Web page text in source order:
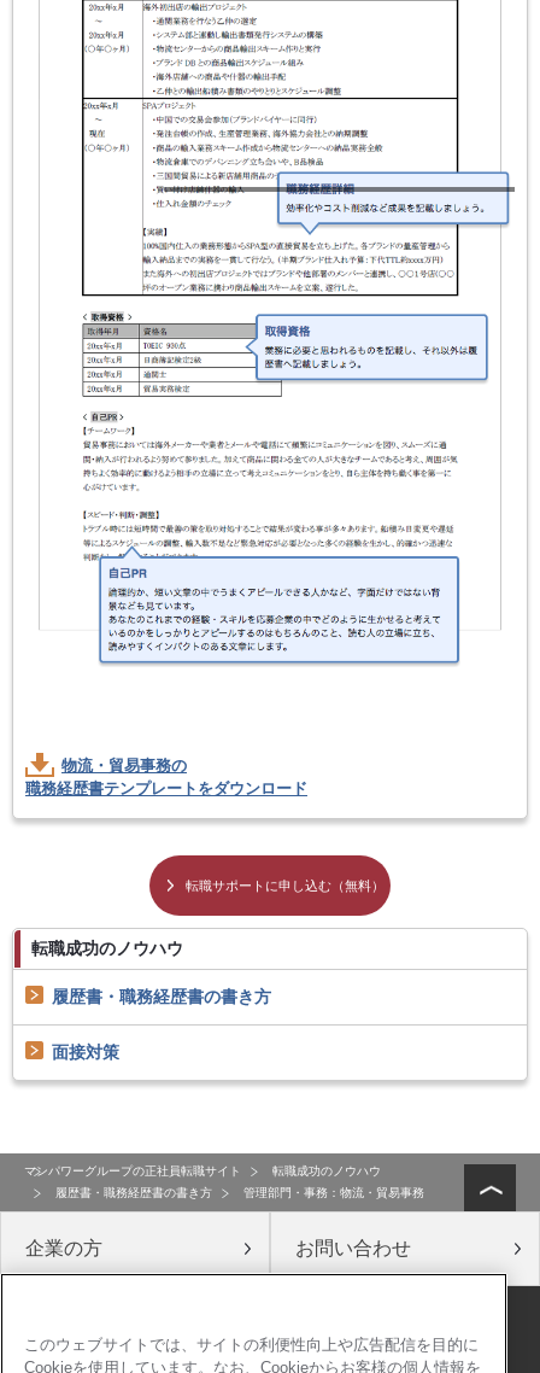
物流・貿易事務の
職務経歴書テンプレートをダウンロード
転職サポートに申し込む（無料）
転職成功のノウハウ
履歴書・職務経歴書の書き方
面接対策
マンパワーグループの正社員転職サイト
転職成功のノウハウ
履歴書・職務経歴書の書き方
管理部門・事務：物流・貿易事務
企業の方 お問い合わせ
公式ソーシャルメディア
このウェブサイトでは、サイトの利便性向上や広告配信を目的に
Cookieを使用しています。なお、Cookieからお客様の個人情報を